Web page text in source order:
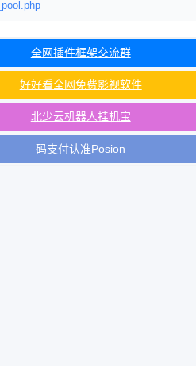
全网插件框架交流群
好好看全网免费影视软件
北少云机器人挂机宝
码支付认准Posion